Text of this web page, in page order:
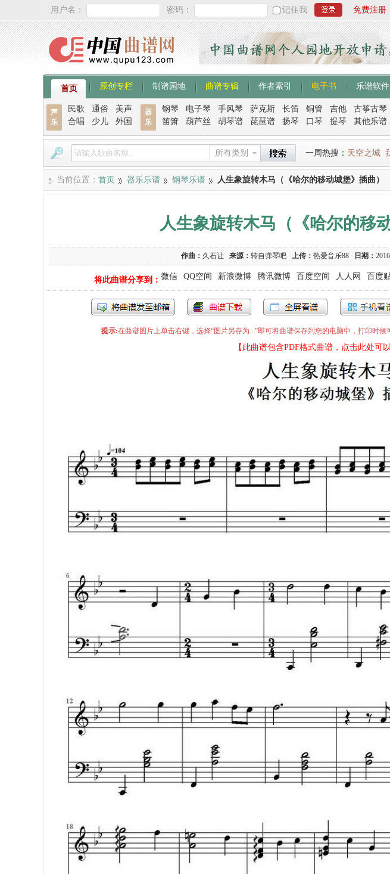
用户名： 密码： 记住我 免费注册
首页 原创专栏 制谱园地 曲谱专辑 作者索引 电子书 乐谱软件
声
乐
民歌 通俗
美声
合唱
少儿 外国
器
乐
钢琴 电子琴 手风琴 萨克斯 长笛 铜管 吉他
古筝古琴
笛箫
葫芦丝 胡琴谱 琵琶谱 扬琴 口琴 提琴 其他乐谱
所有类别 一周热搜： 天空之城
当前位置： 首页 器乐乐谱 钢琴乐谱 人生象旋转木马（《哈尔的移动城堡》插曲）
人生象旋转木马（《哈尔的移
作曲： 久石让 来源： 转自弹琴吧 上传： 热爱音乐88 日期：
将此曲谱分享到： 微信 QQ空间 新浪微博 腾讯微博 百度空间 人人网 百度
提示:在曲谱图片上单击右键，选择“图片另存为...”即可将曲谱保存到您的电脑中，打印时候
【此曲谱包含PDF格式曲谱，点击此处可